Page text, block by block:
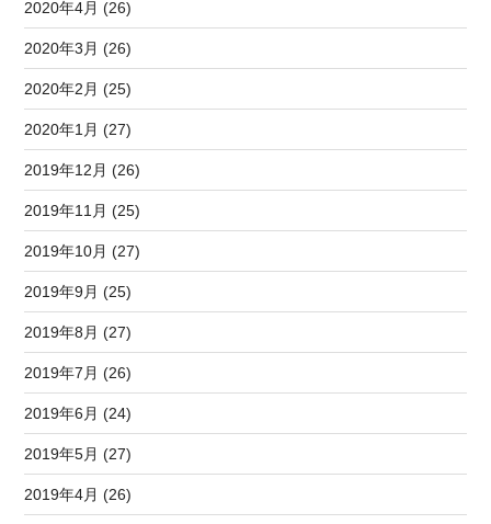
2020年4月 (26)
2020年3月 (26)
2020年2月 (25)
2020年1月 (27)
2019年12月 (26)
2019年11月 (25)
2019年10月 (27)
2019年9月 (25)
2019年8月 (27)
2019年7月 (26)
2019年6月 (24)
2019年5月 (27)
2019年4月 (26)